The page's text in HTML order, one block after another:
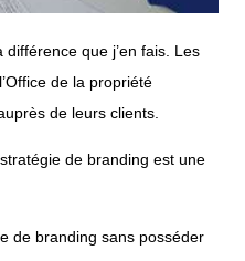
que j’en fais. Les
de la propriété
de leurs clients.
de branding est une
de branding sans posséder